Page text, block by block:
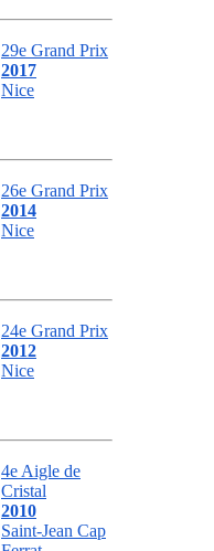
29e Grand Prix
2017
Nice
26e Grand Prix
2014
Nice
24e Grand Prix
2012
Nice
4e Aigle de
Cristal
2010
Saint-Jean Cap